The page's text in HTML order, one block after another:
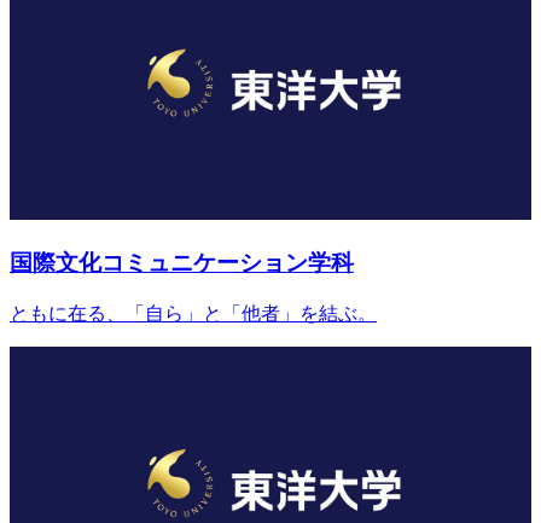
国際文化コミュニケーション学科
ともに在る、「自ら」と「他者」を結ぶ。